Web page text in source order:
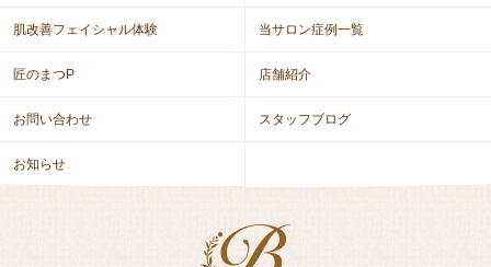
肌改善フェイシャル体験 当サロン症例一覧
匠のまつP 店舗紹介
お問い合わせ スタッフブログ
お知らせ